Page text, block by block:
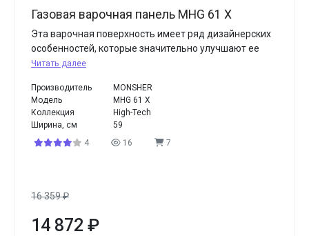
Газовая варочная панель MHG 61 X
Эта варочная поверхность имеет ряд дизайнерских
особенностей, которые значительно улучшают ее
Читать далее
Производитель
MONSHER
Модель
MHG 61 X
Коллекция
High-Tech
Ширина, см
59
4
16 7
16 359₽
14 872 ₽